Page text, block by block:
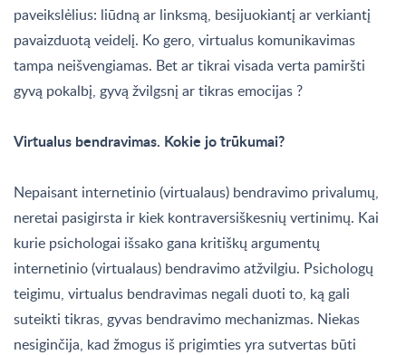
paveikslėlius: liūdną ar linksmą, besijuokiantį ar verkiantį
pavaizduotą veidelį. Ko gero, virtualus komunikavimas
tampa neišvengiamas. Bet ar tikrai visada verta pamiršti
gyvą pokalbį, gyvą žvilgsnį ar tikras emocijas ?
Virtualus bendravimas. Kokie jo trūkumai?
Nepaisant internetinio (virtualaus) bendravimo privalumų,
neretai pasigirsta ir kiek kontraversiškesnių vertinimų. Kai
kurie psichologai išsako gana kritiškų argumentų
internetinio (virtualaus) bendravimo atžvilgiu. Psichologų
teigimu, virtualus bendravimas negali duoti to, ką gali
suteikti tikras, gyvas bendravimo mechanizmas. Niekas
nesiginčija, kad žmogus iš prigimties yra sutvertas būti